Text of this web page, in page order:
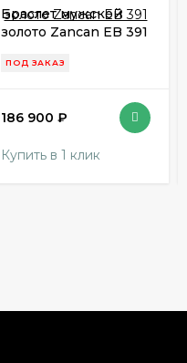
Браслет мужской
золото Zancan EB 391
ПОД ЗАКАЗ
186 900 ₽
Купить в 1 клик